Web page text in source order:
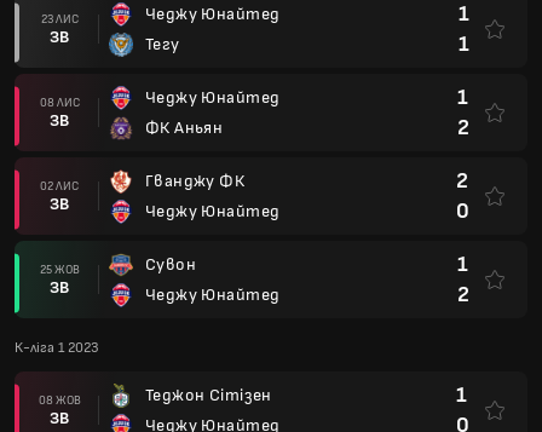
23 ЛИС
ЗВ
Чеджу Юнайтед
Тегу
1
1
08 ЛИС
ЗВ
Чеджу Юнайтед
ФК Аньян
1
2
02 ЛИС
ЗВ
Гванджу ФК
Чеджу Юнайтед
2
0
25 ЖОВ
ЗВ
Сувон
Чеджу Юнайтед
1
2
К-ліга 1 2023
08 ЖОВ
ЗВ
Теджон Сітізен
Чеджу Юнайтед
1
0